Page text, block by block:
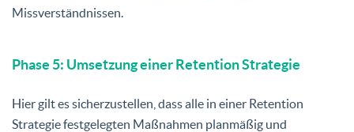
Missverständnissen.
Phase 5: Umsetzung einer Retention Strategie
Hier gilt es sicherzustellen, dass alle in einer Retention
Strategie festgelegten Maßnahmen planmäßig und